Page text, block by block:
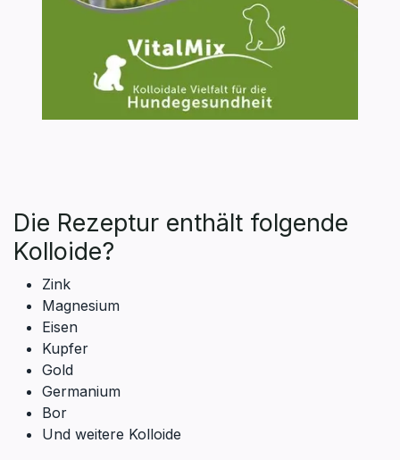
Die Rezeptur enthält folgende
Kolloide?
Zink
Magnesium
Eisen
Kupfer
Gold
Germanium
Bor
Und weitere Kolloide